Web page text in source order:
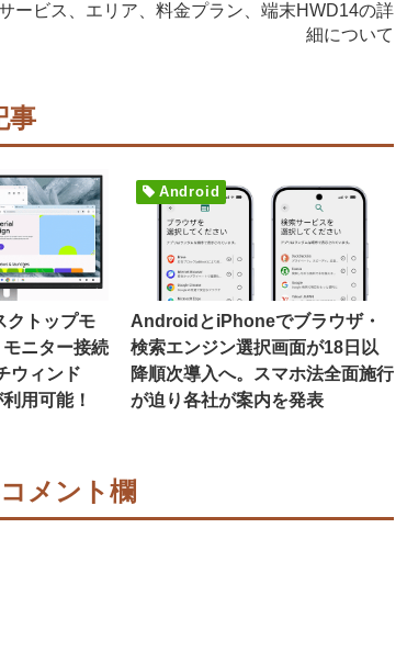
ービス、エリア、料金プラン、端末HWD14の詳
細について
事
クトップモ
ニター接続
ウィンド
用可能！
Android
AndroidとiPhoneでブラウザ・
検索エンジン選択画面が18日以
降順次導入へ。スマホ法全面施行
が迫り各社が案内を発表
メント欄